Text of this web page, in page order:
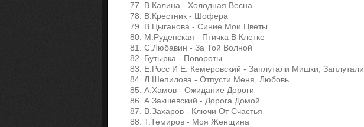
77. В.Калина - Холодная Весна
78. В.Крестник - Шофера
79. В.Цыганова - Синие Мои Цветы
80. М.Руденская - Птичка В Клетке
81. С.Любавин - За Той Волной
82. Бутырка - Повороты
83. Е.Росс И Е. Кемеровский - Заплутали Мишки, Заплутали
84. Л.Шепилова - Отпусти Меня, Любовь
85. А.Хамов - Ожидание Дороги
86. А.Закшевский - Дорога Домой
87. В.Захаров - Ключи От Счастья
88. Т.Темиров - Моя Женщина